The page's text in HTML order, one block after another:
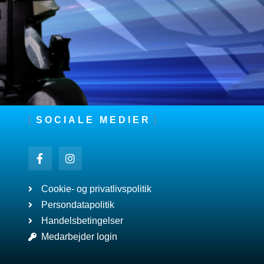
SOCIALE MEDIER
Cookie- og privatlivspolitik
Persondatapolitik
Handelsbetingelser
Medarbejder login